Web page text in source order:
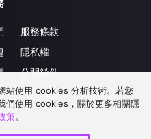
服務條款
隱私權
公開徵件
合作洽談
站使用 cookies 分析技術。若您
們使用 cookies，關於更多相關隱
策。